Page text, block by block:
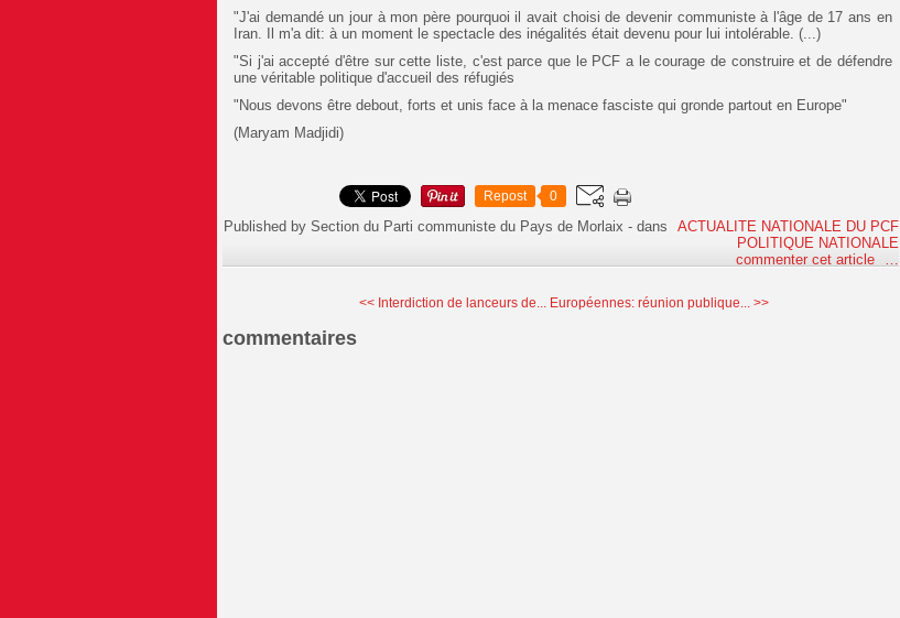
"J'ai demandé un jour à mon père pourquoi il avait choisi de devenir communiste à l'âge de 17 ans en
Iran. Il m'a dit: à un moment le spectacle des inégalités était devenu pour lui intolérable. (...)
"Si j'ai accepté d'être sur cette liste, c'est parce que le PCF a le courage de construire et de défendre
une véritable politique d'accueil des réfugiés
"Nous devons être debout, forts et unis face à la menace fasciste qui gronde partout en Europe"
(Maryam Madjidi)
Repost 0
Published by Section du Parti communiste du Pays de Morlaix -dans
ACTUALITE NATIONALE DU PCF
POLITIQUE NATIONALE
commenter cet article
…
<< Interdiction de lanceurs de... Européennes: réunion publique... >>
commentaires